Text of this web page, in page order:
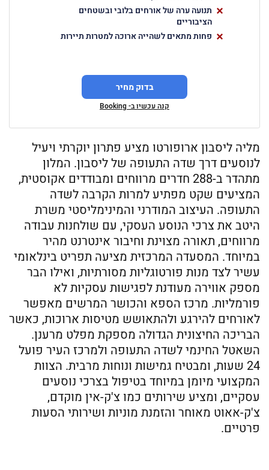
תנועה ערה של אורחים בלובי ובשטחים
הציבוריים
פחות מתאים לשהייה ארוכה למטרות תיירות
בדוק מחיר
קנה עכשיו ב- Booking
מליה ליסבון ארופורטו מציע פתרון יוקרתי ויעיל
לנוסעים דרך שדה התעופה של ליסבון. המלון
מתהדר ב-288 חדרים מרווחים ומבודדים אקוסטית,
המציעים שקט מפתיע למרות הקרבה לשדה
התעופה. העיצוב המודרני והמינימליסטי משרת
היטב את צרכי הנוסע העסקי, עם שולחנות עבודה
מרווחים, תאורה מצוינת וחיבור אינטרנט מהיר
במיוחד. המסעדה המרכזית מציעה תפריט בינלאומי
עשיר לצד מנות פורטוגליות מסורתיות, ואילו הבר
מספק אווירה מעודנת לפגישות עסקיות לא
פורמליות. מרכז הספא והכושר המרשים מאפשר
לאורחים להירגע ולהתאושש מטיסות ארוכות, כאשר
הבריכה החיצונית הגדולה מספקת מפלט מרענן.
השאטל החינמי לשדה התעופה ולמרכז העיר פועל
24 שעות, ומבטיח גמישות ונוחות מרבית. הצוות
המקצועי מיומן במיוחד בטיפול בצרכי נוסעים
עסקיים, ומציע שירותים כמו צ'ק-אין מוקדם,
צ'ק-אאוט מאוחר והזמנת מוניות ושירותי הסעות
פרטיים.